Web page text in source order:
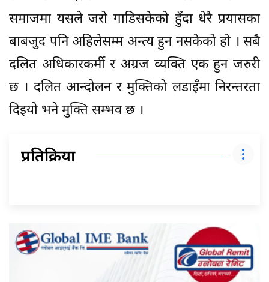
समाजमा यसले जरो गाडिसकेको हुँदा धेरै प्रयासका
बाबजुद पनि अहिलेसम्म अन्त्य हुन नसकेको हो । सबै
दलित अधिकारकर्मी र अग्रज व्यक्ति एक हुन जरुरी
छ । दलित आन्दोलन र मुक्तिको लडाइँमा निरन्तरता
दिइयो भने मुक्ति सम्भव छ ।
प्रतिक्रिया